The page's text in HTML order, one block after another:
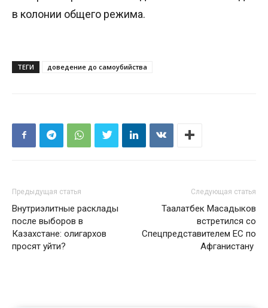
в колонии общего режима.
ТЕГИ доведение до самоубийства
Предыдущая статья
Внутриэлитные расклады
после выборов в
Казахстане: олигархов
просят уйти?
Следующая статья
Таалатбек Масадыков
встретился со
Спецпредставителем ЕС по
Афганистану